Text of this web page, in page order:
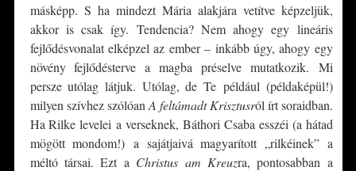
másképp. S ha mindezt Mária alakjára vetítve képzeljük,
akkor is csak így. Tendencia? Nem ahogy egy lineáris
fejlődésvonalat elképzel az ember – inkább úgy, ahogy egy
növény fejlődésterve a magba préselve mutatkozik. Mi
persze utólag látjuk. Utólag, de Te például (példaképül!)
milyen szívhez szólóan A feltámadt Krisztusról írt soraidban.
Ha Rilke levelei a verseknek, Báthori Csaba esszéi (a hátad
mögött mondom!) a sajátjaivá magyarított „rilkéinek” a
méltó társai. Ezt a Christus am Kreuzra, pontosabban a